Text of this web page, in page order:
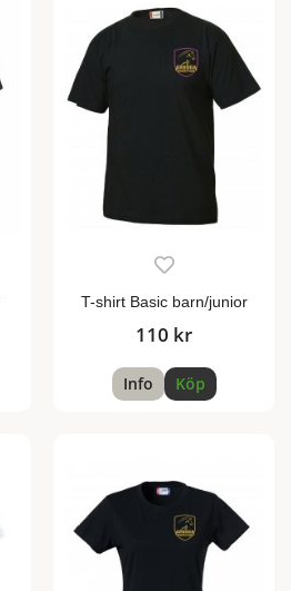
T-shirt Basic barn/junior
110 kr
Info Köp